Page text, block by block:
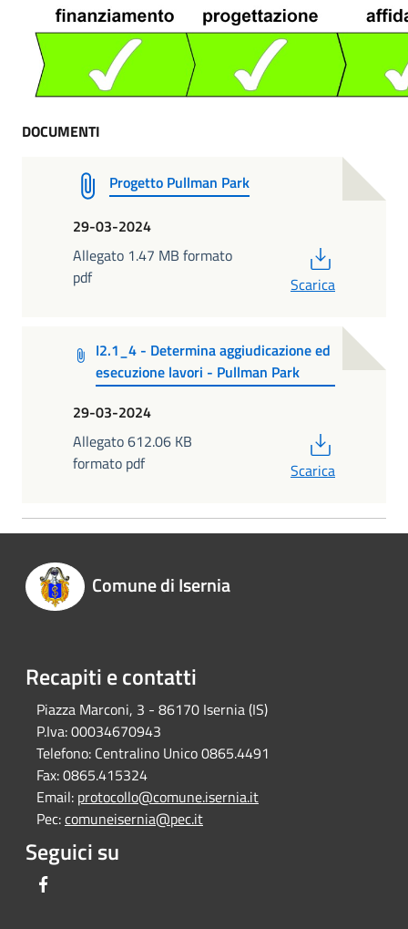
DOCUMENTI
Progetto Pullman Park
29-03-2024
Allegato 1.47 MB formato
pdf
Scarica
I2.1_4 - Determina aggiudicazione ed
esecuzione lavori - Pullman Park
29-03-2024
Allegato 612.06 KB
formato pdf
Scarica
Comune di Isernia
Recapiti e contatti
Piazza Marconi, 3 - 86170 Isernia (IS)
P.Iva:00034670943
Telefono: Centralino Unico 0865.4491
Fax:0865.415324
Email: protocollo@comune.isernia.it
Pec:comuneisernia@pec.it
Seguici su